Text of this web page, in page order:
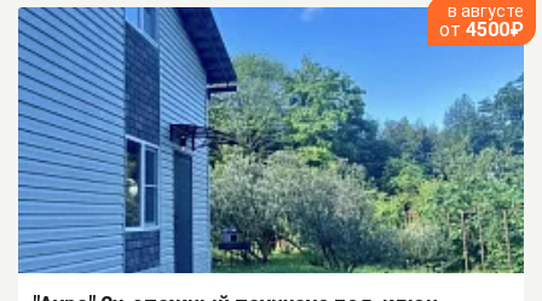
в августе
от 4500₽